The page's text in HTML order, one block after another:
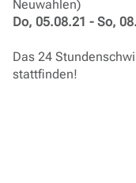
Neuwahlen)
Do, 05.08.21 - So,
Das 24
stattfinden!